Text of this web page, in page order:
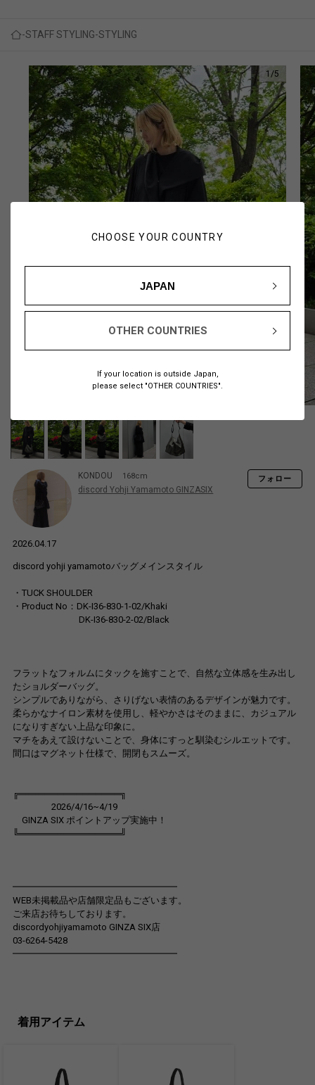
CHOOSE YOUR COUNTRY
JAPAN
OTHER COUNTRIES
If your location is outside Japan,
please select "OTHER COUNTRIES".
STAFF STYLING STYLING
1 /5
KONDOU 168cm
discord Yohji Yamamoto GINZASIX
フォロー
2026.04.17
discord yohji yamamotoバッグメインスタイル
・TUCK SHOULDER
・Product No：DK-I36-830-1-02/Khaki
DK-I36-830-2-02/Black
フラットなフォルムにタックを施すことで、自然な立体感を生み出し
たショルダーバッグ。
シンプルでありながら、さりげない表情のあるデザインが魅力です。
柔らかなナイロン素材を使用し、軽やかさはそのままに、カジュアル
になりすぎない上品な印象に。
マチをあえて設けないことで、身体にすっと馴染むシルエットです。
間口はマグネット仕様で、開閉もスムーズ。
╔════════════════╗
2026/4/16~4/19
GINZA SIX ポイントアップ実施中！
╚════════════════╝
━━━━━━━━━━━━━━━━━━
WEB未掲載品や店舗限定品もございます。
ご来店お待ちしております。
discordyohjiyamamoto GINZA SIX店
03-6264-5428
━━━━━━━━━━━━━━━━━━
着用アイテム